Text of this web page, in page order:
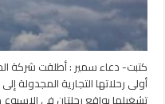
كتبت- دعاء سمير : أطلقت شركة
أولى رحلاتها التجارية المجدولة
تشغيلها بواقع رحلتان في